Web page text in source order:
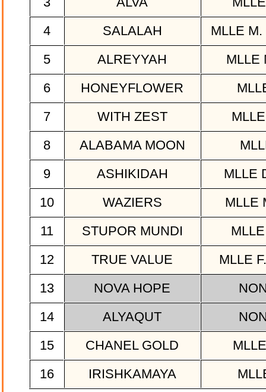
4
SALALAH
MLLE
5
ALREYYAH
MLLE
6
HONEYFLOWER
7
WITH ZEST
8
ALABAMA MOON
9
ASHIKIDAH
MLLE
10
WAZIERS
MLLE
11
STUPOR MUNDI
12
TRUE VALUE
MLLE
13
NOVA HOPE
14
ALYAQUT
15
CHANEL GOLD
16
IRISHKAMAYA